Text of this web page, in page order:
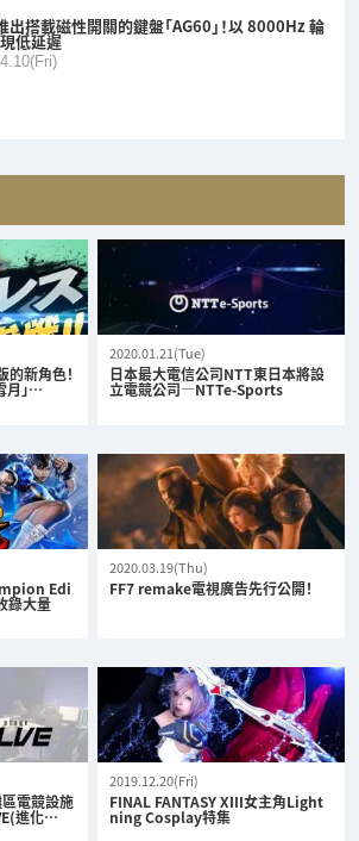
出搭載磁性開關的鍵盤「AG60」！以 8000Hz 輪
低延遲
新角色！
月」…
2020.01.21(Tue)
日本最大電信公司NTT東日本將設
立電競公司—NTTe-Sports
Edi
錄大量
2020.03.19(Thu)
FF7 remake電視廣告先行公開！
區電競設施
進化…
2019.12.20(Fri)
FINAL FANTASY XIII女主角Light
ning Cosplay特集